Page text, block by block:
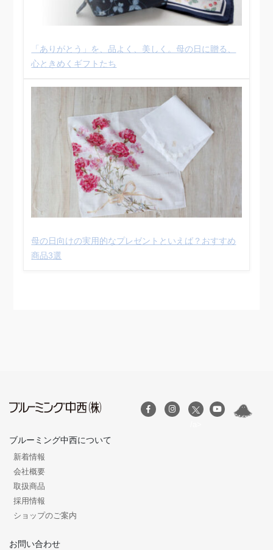
「ありがとう」を、品よく、美しく。母の日に贈る、
心ときめくギフトたち
母の日向けの実用的なプレゼントといえば？おすすめ
商品3選
ブルーミング中西について
新着情報
会社概要
取扱商品
採用情報
ショップのご案内
お問い合わせ